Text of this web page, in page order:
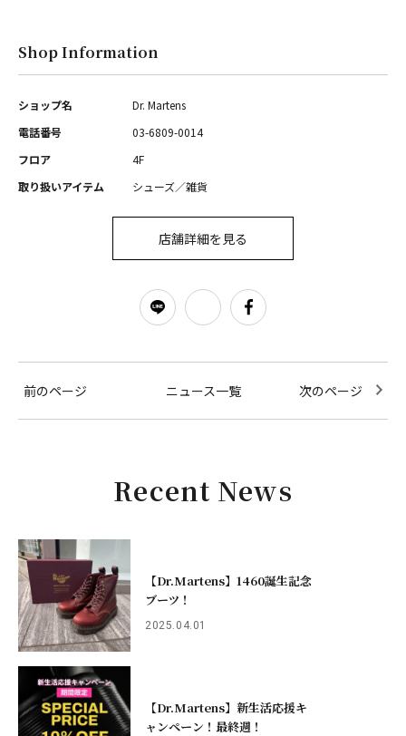
Shop Information
ショップ名
Dr. Martens
電話番号
03-6809-0014
フロア
4F
取り扱いアイテム
シューズ／雑貨
店舗詳細を見る
前のページ ニュース一覧 次のページ
Recent News
【Dr.Martens】1460誕生記念
ブーツ！
2025.04.01
【Dr.Martens】新生活応援キ
ャンペーン！最終週！